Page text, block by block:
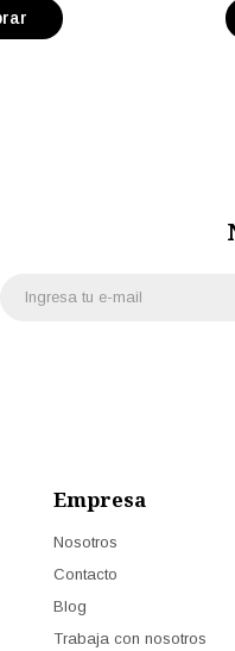
Empresa
Nosotros
Contacto
Blog
Trabaja con nosotros